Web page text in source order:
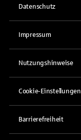
Datenschutz
Impressum
Nutzungshinweise
Cookie-Einstellungen
Barrierefreiheit